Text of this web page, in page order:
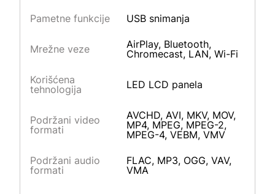
Pametne funkcije USB snimanja
Mrežne veze
AirPlay, Bluetooth,
Chromecast, LAN, Wi-Fi
Korišćena
tehnologija
LED LCD panela
Podržani video
formati
AVCHD, AVI, MKV, MOV,
MP4, MPEG, MPEG-2,
MPEG-4, VEBM, VMV
Podržani audio
formati
FLAC, MP3, OGG, VAV,
VMA